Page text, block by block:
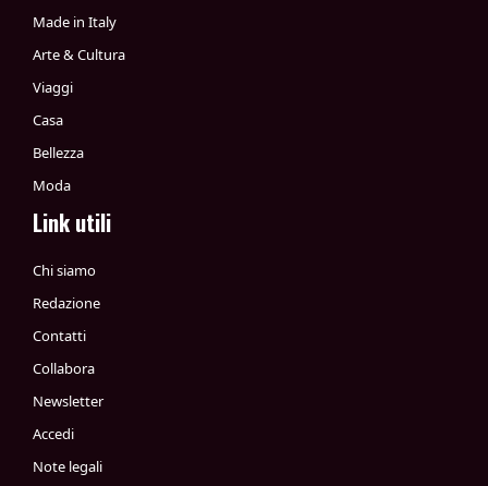
Made in Italy
Arte & Cultura
Viaggi
Casa
Bellezza
Moda
Link utili
Chi siamo
Redazione
Contatti
Collabora
Newsletter
Accedi
Note legali